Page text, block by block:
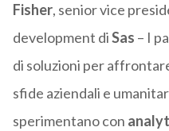
Fisher, senior vice
development diSas – I
di soluzioni per
sfide aziendali e
sperimentano con